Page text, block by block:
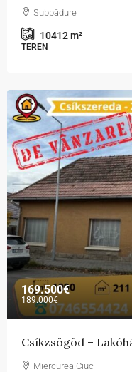
Subpădure
10412m²
TEREN
169.500€
189.000€
Csíkzsögöd –
Miercurea Ciuc